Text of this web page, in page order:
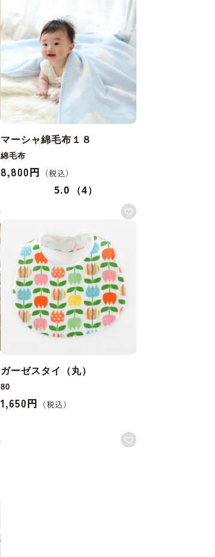
マーシャ綿毛布１８
綿毛布
8,800円
5.0 （4）
ガーゼスタイ（丸）
80
1,650円